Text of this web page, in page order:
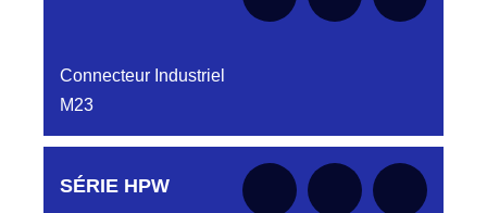
Connecteur Industriel
M23
Aucune pièce disponible pour cette série pour
le moment
SÉRIE HPW